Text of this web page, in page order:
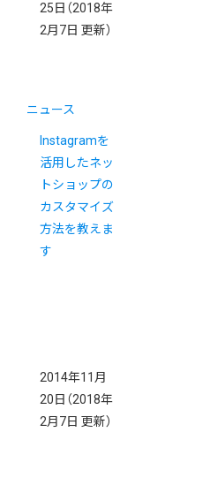
25日 （2018年
2月7日 更新）
ニュース
Instagramを
活用したネッ
トショップの
カスタマイズ
方法を教えま
す
2014年11月
20日 （2018年
2月7日 更新）